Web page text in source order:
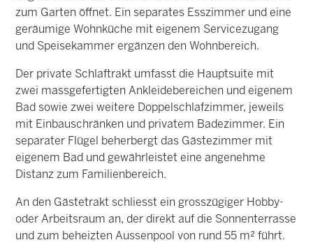
zum Garten öffnet. Ein separates Esszimmer und eine
geräumige Wohnküche mit eigenem Servicezugang
und Speisekammer ergänzen den Wohnbereich.
Der private Schlaftrakt umfasst die Hauptsuite mit
zwei massgefertigten Ankleidebereichen und eigenem
Bad sowie zwei weitere Doppelschlafzimmer, jeweils
mit Einbauschränken und privatem Badezimmer. Ein
separater Flügel beherbergt das Gästezimmer mit
eigenem Bad und gewährleistet eine angenehme
Distanz zum Familienbereich.
An den Gästetrakt schliesst ein grosszügiger Hobby-
oder Arbeitsraum an, der direkt auf die Sonnenterrasse
und zum beheizten Aussenpool von rund 55 m² führt.